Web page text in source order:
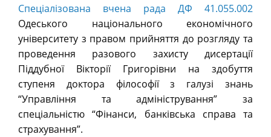
Спеціалізована вчена рада ДФ 41.055.002
Одеського національного економічного
університету з правом прийняття до розгляду та
проведення разового захисту дисертації
Піддубної Вікторії Григорівни на здобуття
ступеня доктора філософії з галузі знань
“Управління та адміністрування” за
спеціальністю “Фінанси, банківська справа та
страхування”.